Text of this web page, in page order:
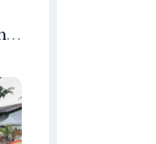
Prefeitura de Manaus apresenta Plano de Integridade da CGM e qualifica servidores para governança e conformidade no biênio 2027-2028